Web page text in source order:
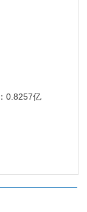
0.8257亿